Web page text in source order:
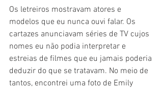
Os letreiros mostravam atores e
modelos que eu nunca ouvi falar. Os
cartazes anunciavam séries de TV cujos
nomes eu não podia interpretar e
estreias de filmes que eu jamais poderia
deduzir do que se tratavam. No meio de
tantos, encontrei uma foto de Emily